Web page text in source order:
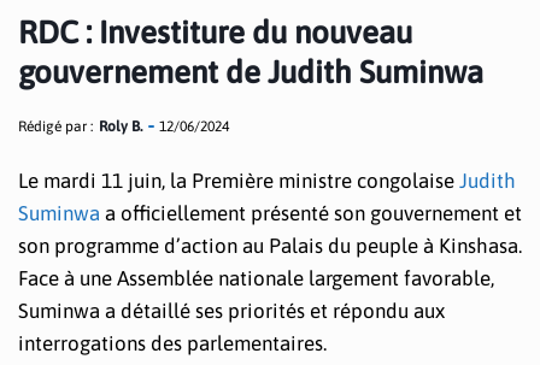
RDC : Investiture du nouveau
gouvernement de Judith Suminwa
Rédigé par : Roly B. 12/06/2024
Le mardi 11 juin, la Première ministre congolaise Judith
Suminwa a officiellement présenté son gouvernement et
son programme d’action au Palais du peuple à Kinshasa.
Face à une Assemblée nationale largement favorable,
Suminwa a détaillé ses priorités et répondu aux
interrogations des parlementaires.